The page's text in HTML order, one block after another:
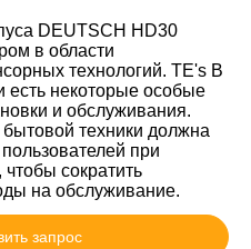
DEUTSCH HD30
в области
технологий. TE's В
есть некоторые особые
и обслуживания.
техники должна
при
сократить
на обслуживание.
запрос